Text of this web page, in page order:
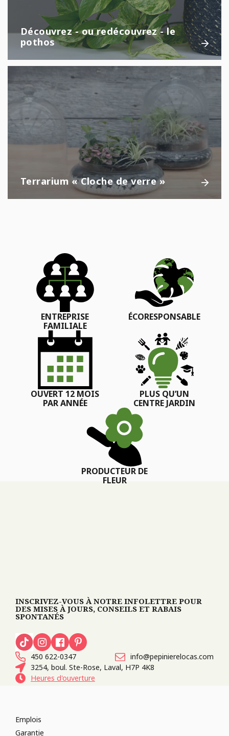
Découvrez - ou redécouvrez - le
pothos
Terrarium « Cloche de verre »
ENTREPRISE
FAMILIALE
ÉCORESPONSABLE
OUVERT 12 MOIS
PAR ANNÉE
PLUS QU’UN
CENTRE JARDIN
PRODUCTEUR DE
FLEUR
INSCRIVEZ-VOUS À NOTRE INFOLETTRE POUR
DES MISES À JOURS, CONSEILS ET RABAIS
SPONTANÉS
450 622-0347
info@pepinierelocas.com
3254, boul. Ste-Rose, Laval, H7P 4K8
Heures d'ouverture
Emplois
Garantie